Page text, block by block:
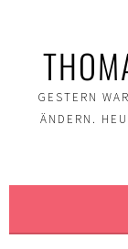
GESTERN
ÄNDERN.